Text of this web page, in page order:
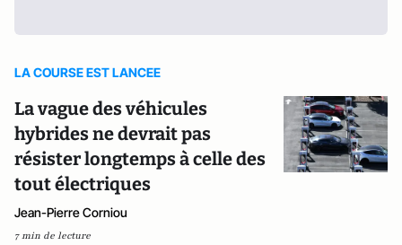
LA COURSE EST LANCEE
La vague des véhicules
hybrides ne devrait pas
résister longtemps à celle des
tout électriques
Jean-Pierre Corniou
7 min de lecture